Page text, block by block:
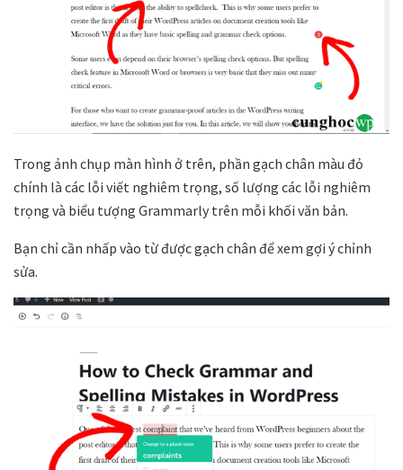
Trong ảnh chụp màn hình ở trên, phần gạch chân màu đỏ
chính là các lỗi viết nghiêm trọng, số lượng các lỗi nghiêm
trọng và biểu tượng Grammarly trên mỗi khối văn bản.
Bạn chỉ cần nhấp vào từ được gạch chân để xem gợi ý chỉnh
sửa.